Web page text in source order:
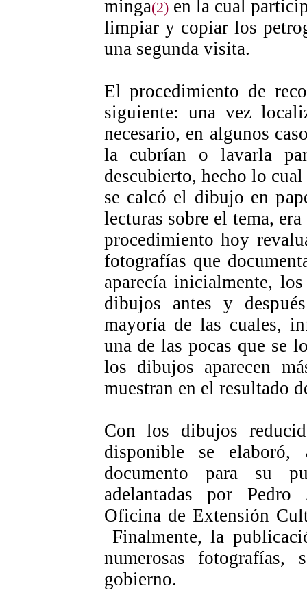
minga(2)en la cual
limpiar y copiar los
una segunda visita.
El procedimiento de
siguiente: una vez
necesario, en algunos
la cubrían o lavarla
descubierto, hecho lo
se calcó el dibujo en
lecturas sobre el tema,
procedimiento hoy
fotografías que
aparecía inicialmente,
dibujos antes y
mayoría de las cuales,
una de las pocas que se
los dibujos aparecen
muestran en el resultado
Con los dibujos
disponible se
documento para su
adelantadas por Pedro
Oficina de Extensión
Finalmente, la
numerosas
gobierno.